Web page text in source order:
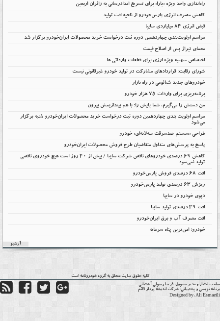
راه‌اندازی واحد ویژه «یارا» برای تسریع امدادرسانی به زائران اربعین
کاهش مصرف انرژی پارس‌خودرو از ناحیه افت تولید
قبض انرژی ۸۴ میلیاردی سایپا
مراسم اولویت‌بندی چهاردهمین دوره ثبت درخواست خرید محصولات ایران‌خودرو برگزار شد
معمای تیراژ پس از اصلاح قیمت
اختصاص سهمیه ویژه ارزی برای قطعات وارداتی ها
شورای رقابت: قراردادهای مشارکت در تولید خودرو غیرقانونی نیست
خودروهای جدید شیائومی در راه بازار
برنامه‌ریزی برای واردات ۷۵ هزار خودرو
من دستش را می‌گیرم، شما پایش را؛ با هم بیندازیمش بیرون
مراسم اولویت بندی چهاردهمین دوره ثبت درخواست خرید محصولات ایران‌خودرو شنبه برگزار
می‌شود
طراحی «سیستم ضدسرقت سه‌لایه‌ای» خودرو
پاسخ به پرسش‌های متداول متقاضیان طرح فروش محصولات ایران‌خودرو
کاهش ۶۹ درصدی خودروهای ناقص شرکت سایپا / بیش از ۴۰ روز است هیچ خودروی ناقصی
تولید نمی‌شود
افت 68 درصدی فروش پارس‌خودرو
ریزش 63 درصدی تولید پارس‌خودرو
دپوی خودرو در سایپا
افت ۳۹ درصدی تولید سایپا
افت مصرف آب و برق ایران‌خودرو
خودرو؛ امن‌ترین پناه سرمایه
آرشیو
کلیه حقوق سایت متعلق به گروهخودرونامهاست
امتیاز و مدیر مسوول: فریبا رسولی آشتیانی
نویسی و پشتیبانی: شرکت اندیشه پرداز قائم
Designed by: Ali